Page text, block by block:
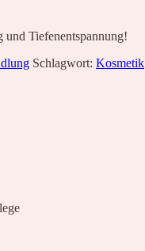
Tiefenentspannung!
Schlagwort: Kosmetik